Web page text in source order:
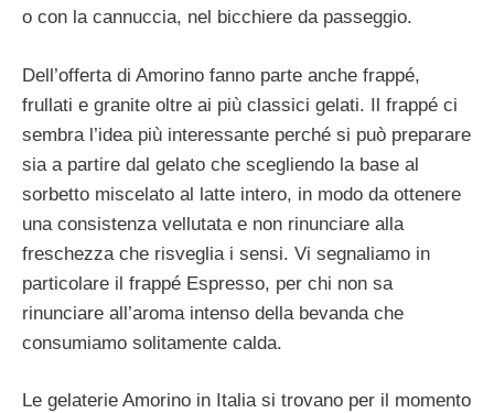
o con la cannuccia, nel bicchiere da passeggio.
Dell’offerta di Amorino fanno parte anche frappé,
frullati e granite oltre ai più classici gelati. Il frappé ci
sembra l’idea più interessante perché si può preparare
sia a partire dal gelato che scegliendo la base al
sorbetto miscelato al latte intero, in modo da ottenere
una consistenza vellutata e non rinunciare alla
freschezza che risveglia i sensi. Vi segnaliamo in
particolare il frappé Espresso, per chi non sa
rinunciare all’aroma intenso della bevanda che
consumiamo solitamente calda.
Le gelaterie Amorino in Italia si trovano per il momento